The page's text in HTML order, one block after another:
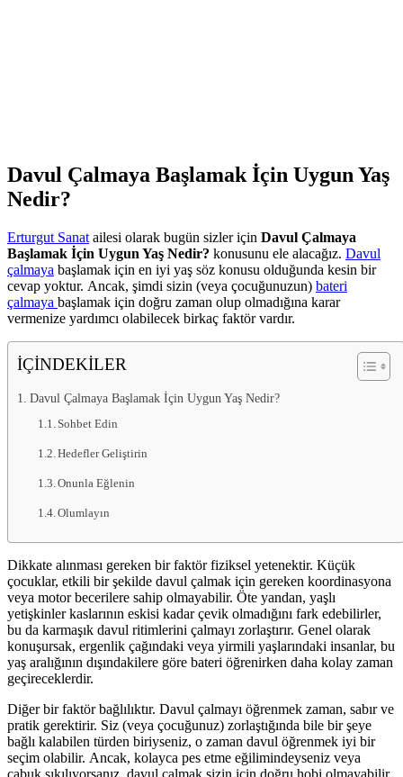
Davul Çalmaya Başlamak İçin Uygun Yaş
Nedir?
Erturgut Sanat ailesi olarak bugün sizler için Davul Çalmaya
Başlamak İçin Uygun Yaş Nedir? konusunu ele alacağız. Davul
çalmaya başlamak için en iyi yaş söz konusu olduğunda kesin bir
cevap yoktur. Ancak, şimdi sizin (veya çocuğunuzun) bateri
çalmaya başlamak için doğru zaman olup olmadığına karar
vermenize yardımcı olabilecek birkaç faktör vardır.
İÇİNDEKİLER
Davul Çalmaya Başlamak İçin Uygun Yaş Nedir?
Sohbet Edin
Hedefler Geliştirin
Onunla Eğlenin
Olumlayın
Dikkate alınması gereken bir faktör fiziksel yetenektir. Küçük
çocuklar, etkili bir şekilde davul çalmak için gereken koordinasyona
veya motor becerilere sahip olmayabilir. Öte yandan, yaşlı
yetişkinler kaslarının eskisi kadar çevik olmadığını fark edebilirler,
bu da karmaşık davul ritimlerini çalmayı zorlaştırır. Genel olarak
konuşursak, ergenlik çağındaki veya yirmili yaşlarındaki insanlar, bu
yaş aralığının dışındakilere göre bateri öğrenirken daha kolay zaman
geçireceklerdir.
Diğer bir faktör bağlılıktır. Davul çalmayı öğrenmek zaman, sabır ve
pratik gerektirir. Siz (veya çocuğunuz) zorlaştığında bile bir şeye
bağlı kalabilen türden biriyseniz, o zaman davul öğrenmek iyi bir
seçim olabilir. Ancak, kolayca pes etme eğilimindeyseniz veya
çabuk sıkılıyorsanız, davul çalmak sizin için doğru hobi olmayabilir.